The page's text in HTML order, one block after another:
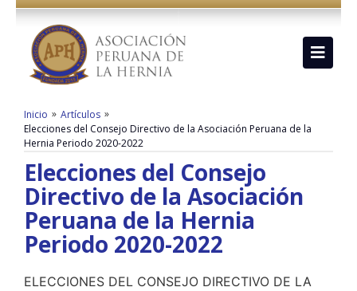
Inicio » Artículos »
Elecciones del Consejo Directivo de la Asociación Peruana de la
Hernia Periodo 2020-2022
Elecciones del Consejo
Directivo de la Asociación
Peruana de la Hernia
Periodo 2020-2022
ELECCIONES DEL CONSEJO DIRECTIVO DE LA